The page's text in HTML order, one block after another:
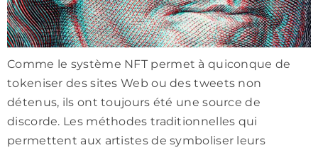
Comme le système NFT permet à quiconque de
tokeniser des sites Web ou des tweets non
détenus, ils ont toujours été une source de
discorde. Les méthodes traditionnelles qui
permettent aux artistes de symboliser leurs